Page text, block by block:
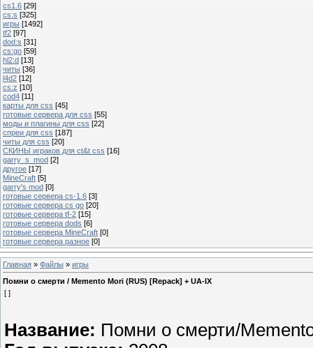
cs1.6 [29]
cs:s [325]
игры [1492]
tf2 [97]
dod:s [31]
cs:go [59]
hl2:d [13]
читы [36]
l4d2 [12]
cs:z [10]
cod4 [11]
карты для css [45]
готовые сервера для css [55]
моды и плагины для css [22]
спреи для css [187]
читы для css [20]
СКИНЫ играков для ct&t css [16]
garry_s_mod [2]
другое [17]
MineCraft [5]
garry's mod [0]
готовые сервера cs-1.6 [3]
готовые сервера cs go [20]
готовые сервера tf-2 [15]
готовые сервера dods [6]
готовые сервера MineCraft [0]
готовые сервера разное [0]
Главная » Файлы » игры
Помни о смерти / Memento Mori (RUS) [Repack] + UA-IX
[ ]
Название: Помни о смерти/